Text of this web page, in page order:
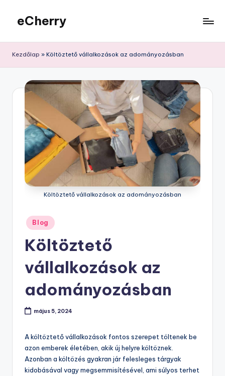
content
eCherry
nagyvilágból
Kezdőlap » Költöztető vállalkozások az adományozásban
Költöztető vállalkozások az adományozásban
Posted
in
Blog
Költöztető
vállalkozások az
adományozásban
május 5, 2024
A költöztető vállalkozások fontos szerepet töltenek be
azon emberek életében, akik új helyre költöznek.
Azonban a költözés gyakran jár felesleges tárgyak
kidobásával vagy megsemmisítésével, ami súlyos terhet